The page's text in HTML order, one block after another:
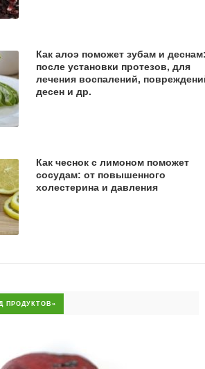
Как алоэ поможет зубам и
после установки протезов, для
лечения воспалений,
десен и др.
Как чеснок с лимоном поможет
сосудам: от повышенного
холестерина и давления
ПРОДУКТОВ»